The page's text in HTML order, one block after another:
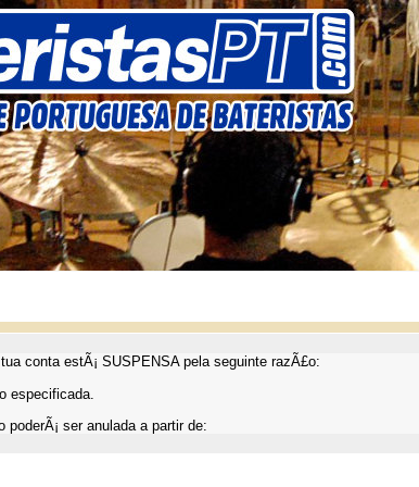
conta estÃ¡ SUSPENSA pela seguinte razÃ£o:
especificada.
poderÃ¡ ser anulada a partir de: